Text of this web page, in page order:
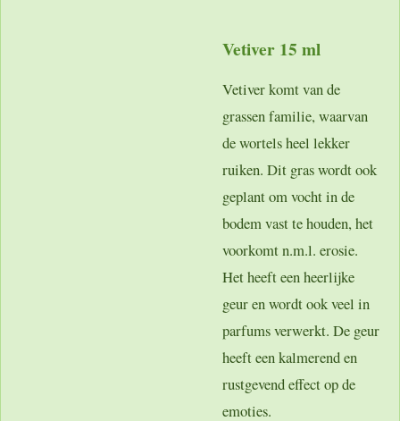
Vetiver 15 ml
Vetiver komt van de
grassen familie, waarvan
de wortels heel lekker
ruiken. Dit gras wordt ook
geplant om vocht in de
bodem vast te houden, het
voorkomt n.m.l. erosie.
Het heeft een heerlijke
geur en wordt ook veel in
parfums verwerkt. De geur
heeft een kalmerend en
rustgevend effect op de
emoties.